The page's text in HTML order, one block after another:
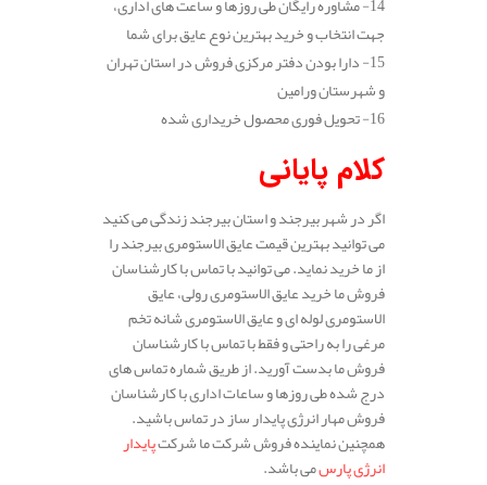
جهت انتخاب و خرید بهترین نوع عایق برای شما
15- دارا بودن دفتر مرکزی فروش در استان تهران
و شهرستان ورامین
16- تحویل فوری محصول خریداری شده
کلام پایانی
اگر در شهر بیرجند و استان بیرجند زندگی می کنید
می توانید بهترین قیمت عایق الاستومری بیرجند را
از ما خرید نماید. می توانید با تماس با کارشناسان
فروش ما خرید عایق الاستومری رولی، عایق
الاستومری لوله ای و عایق الاستومری شانه تخم
مرغی را به راحتی و فقط با تماس با کارشناسان
فروش ما بدست آورید. از طریق شماره تماس های
درج شده طی روزها و ساعات اداری با کارشناسان
فروش مهار انرژی پایدار ساز در تماس باشید.
همچنین نماینده فروش شرکت ما شرکتپایدار
انرژی پارسمی باشد.